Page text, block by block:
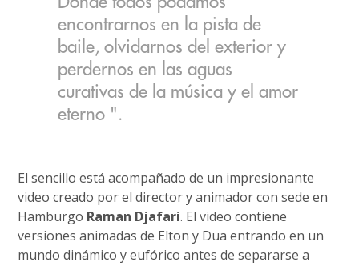
encontrarnos en la pista de
baile, olvidarnos del exterior y
perdernos en las aguas
curativas de la música y el amor
eterno ".
El sencillo está acompañado de un impresionante
video creado por el director y animador con sede en
Hamburgo Raman Djafari. El video contiene
versiones animadas de Elton y Dua entrando en un
mundo dinámico y eufórico antes de separarse a